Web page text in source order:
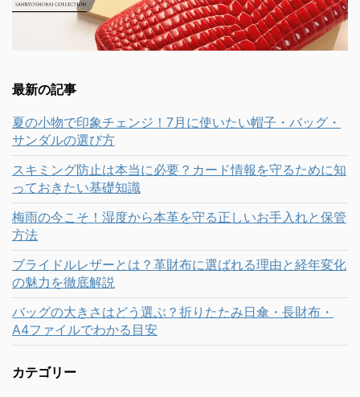
最新の記事
夏の小物で印象チェンジ！7月に使いたい帽子・バッグ・
サンダルの選び方
スキミング防止は本当に必要？カード情報を守るために知
っておきたい基礎知識
梅雨の今こそ！湿度から本革を守る正しいお手入れと保管
方法
ブライドルレザーとは？革財布に選ばれる理由と経年変化
の魅力を徹底解説
バッグの大きさはどう選ぶ？折りたたみ日傘・長財布・
A4ファイルでわかる目安
カテゴリー